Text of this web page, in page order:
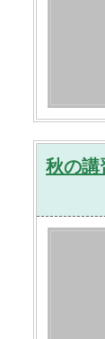
秋の